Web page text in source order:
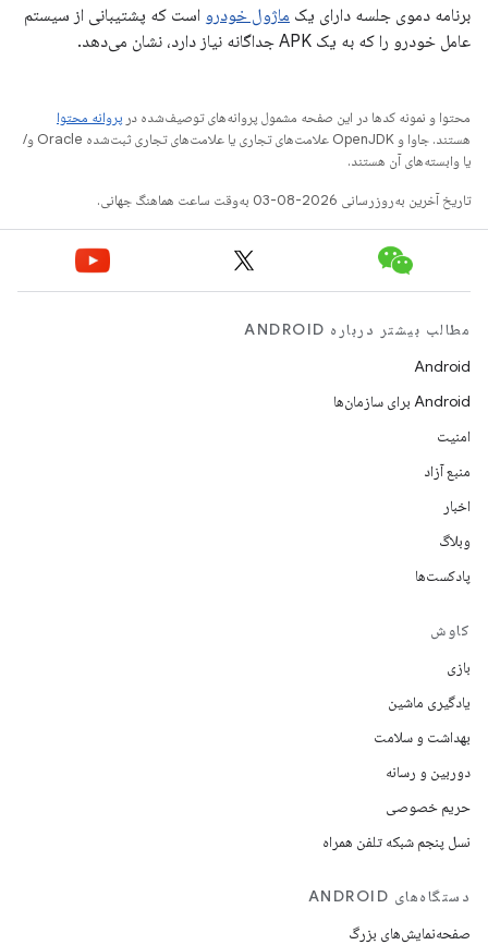
برنامه دموی جلسه دارای یک ماژول خودرو است که پشتیبانی از سیستم
عامل خودرو را که به یک APK جداگانه نیاز دارد، نشان می‌دهد.
محتوا و نمونه کدها در این صفحه مشمول پروانه‌های توصیف‌شده در پروانه محتوا
هستند. جاوا و OpenJDK علامت‌های تجاری یا علامت‌های تجاری ثبت‌شده Oracle و/
یا وابسته‌های آن هستند.
تاریخ آخرین به‌روزرسانی 2026-08-03 به‌وقت ساعت هماهنگ جهانی.
مطالب بیشتر درباره ANDROID
Android
Android برای سازمان‌ها
امنیت
منبع آزاد
اخبار
وبلاگ
پادکست‌ها
کاوش
بازی
یادگیری ماشین
بهداشت و سلامت
دوربین و رسانه
حریم خصوصی
نسل پنجم شبکه تلفن همراه
دستگاه‌های ANDROID
صفحه‌نمایش‌های بزرگ